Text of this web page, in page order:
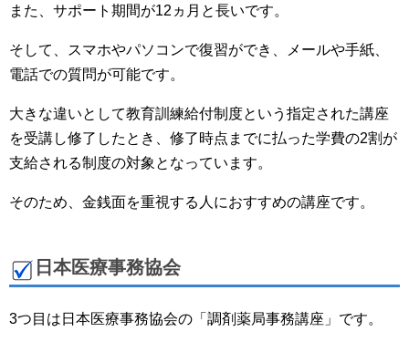
また、サポート期間が12ヵ月と長いです。
そして、スマホやパソコンで復習ができ、メールや手紙、
電話での質問が可能です。
大きな違いとして教育訓練給付制度という指定された講座
を受講し修了したとき、修了時点までに払った学費の2割が
支給される制度の対象となっています。
そのため、金銭面を重視する人におすすめの講座です。
日本医療事務協会
3つ目は日本医療事務協会の「調剤薬局事務講座」です。